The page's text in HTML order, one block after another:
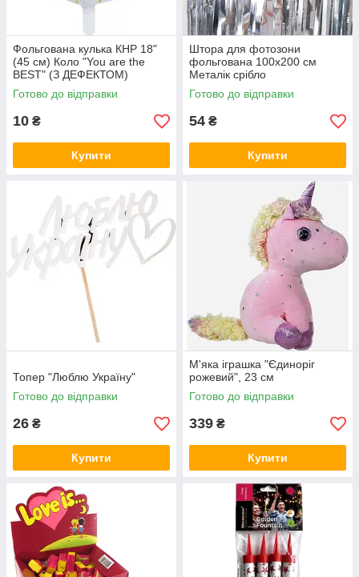
Фольгована кулька КНР 18"
(45 см) Коло "You are the
BEST" (З ДЕФЕКТОМ)
Готово до відправки
10 ₴
Купити
Штора для фотозони
фольгована 100х200 см
Металік срібло
Готово до відправки
54 ₴
Купити
Топер "Люблю Україну"
Готово до відправки
26 ₴
Купити
М'яка іграшка "Єдиноріг
рожевий", 23 см
Готово до відправки
339 ₴
Купити